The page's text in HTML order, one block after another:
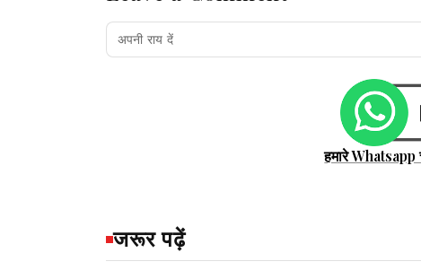
हमारे
जरूर पढ़ें